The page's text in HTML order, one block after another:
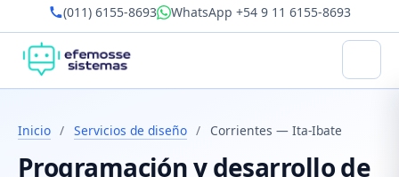
(011) 6155-8693
WhatsApp +54 9 11 6155-8693
Inicio / Servicios de diseño / Corrientes — Ita-Ibate
Programación y desarrollo de